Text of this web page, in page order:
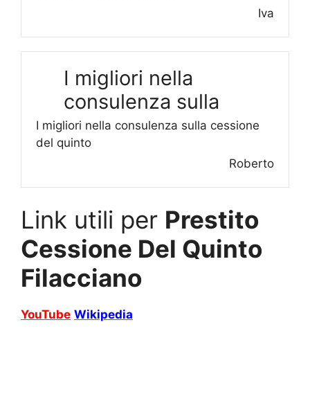
Iva
I migliori nella
consulenza sulla
I migliori nella consulenza sulla cessione
del quinto
Roberto
Link utili per Prestito
Cessione Del Quinto
Filacciano
YouTube Wikipedia